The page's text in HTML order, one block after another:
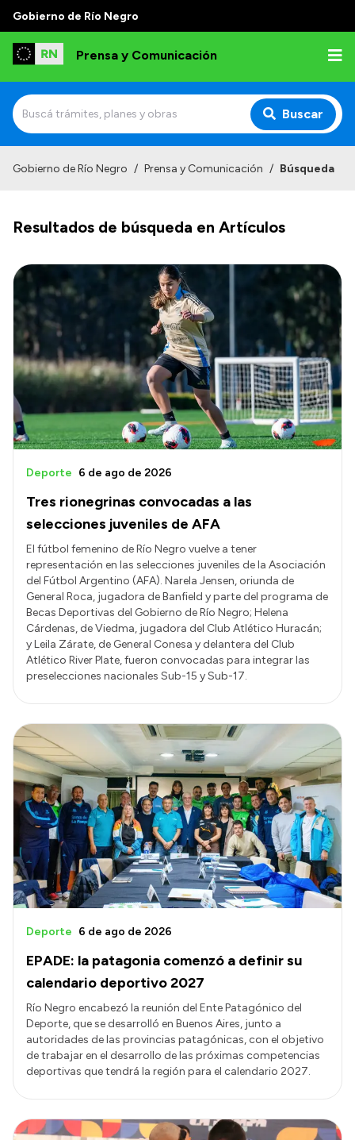
Gobierno de Río Negro
Prensa y Comunicación
Buscar
Autoridades
Referentes de prensa
Archivo de noticias
Transparencia
Presupuesto
Boletín Oficial
Compras y licitaciones
Consulta de expedientes
Convocatorias
Intranet
Login
Gobierno de Río Negro / Prensa y Comunicación / Búsqueda
Resultados de búsqueda en Artículos
Tres rionegrinas convocadas a las
selecciones juveniles de AFA
Deporte 6 de ago de 2026
El fútbol femenino de Río Negro vuelve a tener
representación en las selecciones juveniles de la Asociación
del Fútbol Argentino (AFA). Narela Jensen, oriunda de
General Roca, jugadora de Banfield y parte del programa de
Becas Deportivas del Gobierno de Río Negro; Helena
Cárdenas, de Viedma, jugadora del Club Atlético Huracán;
y Leila Zárate, de General Conesa y delantera del Club
Atlético River Plate, fueron convocadas para integrar las
preselecciones nacionales Sub-15 y Sub-17.
EPADE: la patagonia comenzó a definir su
calendario deportivo 2027
Deporte 6 de ago de 2026
Río Negro encabezó la reunión del Ente Patagónico del
Deporte, que se desarrolló en Buenos Aires, junto a
autoridades de las provincias patagónicas, con el objetivo
de trabajar en el desarrollo de las próximas competencias
deportivas que tendrá la región para el calendario 2027.